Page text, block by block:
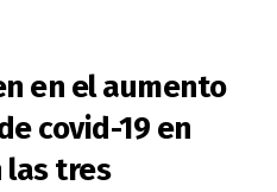
en el aumento
covid-19 en
las tres